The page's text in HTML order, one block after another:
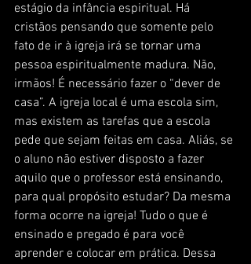
estágio da infância espiritual. Há
cristãos pensando que somente pelo
fato de ir à igreja irá se tornar uma
pessoa espiritualmente madura. Não,
irmãos! É necessário fazer o “dever de
casa”. A igreja local é uma escola sim,
mas existem as tarefas que a escola
pede que sejam feitas em casa. Aliás, se
o aluno não estiver disposto a fazer
aquilo que o professor está ensinando,
para qual propósito estudar? Da mesma
forma ocorre na igreja! Tudo o que é
ensinado e pregado é para você
aprender e colocar em prática. Dessa